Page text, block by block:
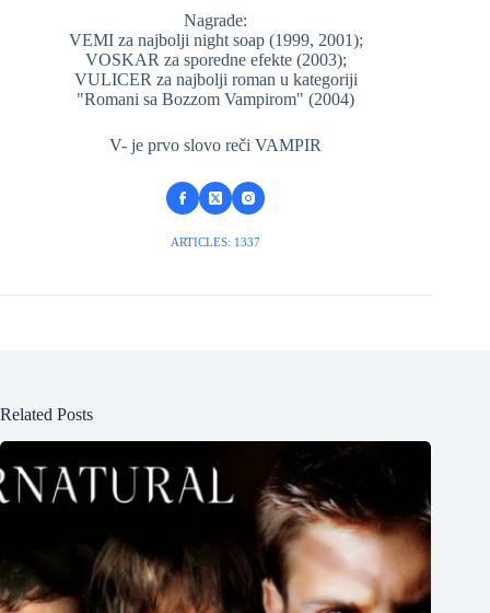
Nagrade:
VEMI za najbolji night soap (1999, 2001);
VOSKAR za sporedne efekte (2003);
VULICER za najbolji roman u kategoriji
"Romani sa Bozzom Vampirom" (2004)
V- je prvo slovo reči VAMPIR
ARTICLES: 1337
Related Posts